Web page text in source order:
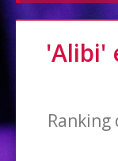
'Alibi'